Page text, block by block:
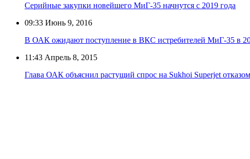
Серийные закупки новейшего МиГ-35 начнутся с 2019 года
09:33 Июнь 9, 2016
В ОАК ожидают поступление в ВКС истребителей МиГ-35 в
11:43 Апрель 8, 2015
Глава ОАК объяснил растущий спрос на Sukhoi Superjet